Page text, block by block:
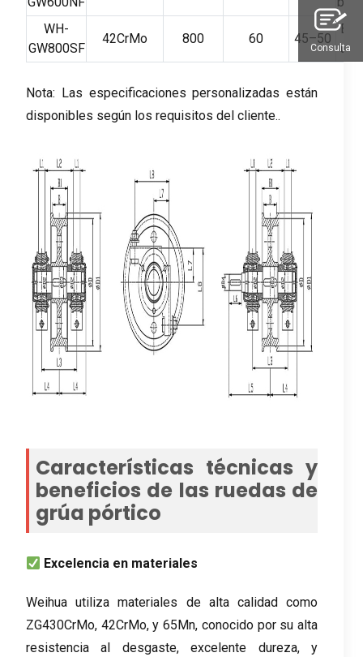
WH-
GW800SF
42CrMo 800 60 45–50
Nota: Las especificaciones personalizadas están
disponibles según los requisitos del cliente..
Características técnicas y
beneficios de las ruedas de
grúa pórtico
Excelencia en materiales
Weihua utiliza materiales de alta calidad como
ZG430CrMo, 42CrMo, y 65Mn, conocido por su alta
resistencia al desgaste, excelente dureza, y
Consulta